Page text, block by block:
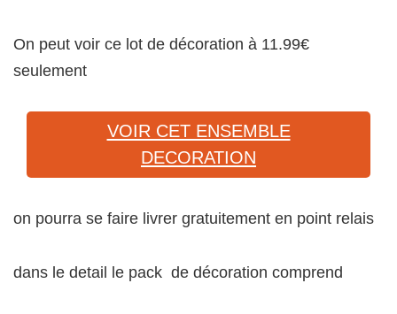
On peut voir ce lot de décoration à 11.99€
seulement
VOIR CET ENSEMBLE
DECORATION
on pourra se faire livrer gratuitement en point relais
dans le detail le pack de décoration comprend